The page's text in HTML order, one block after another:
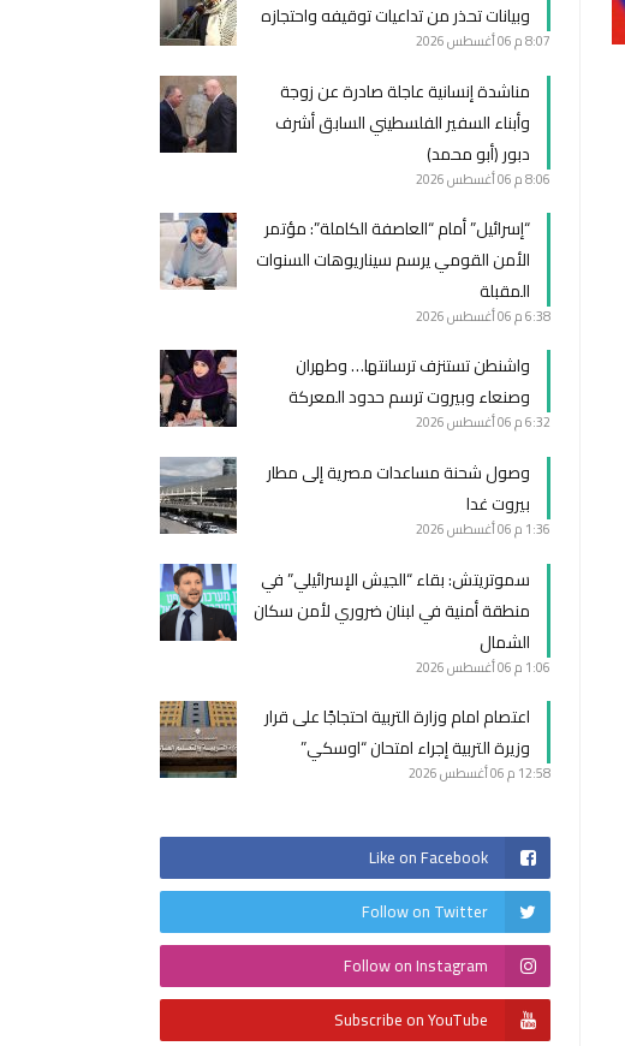
وبيانات تحذر من تداعيات توقيفه واحتجازه
8:07 م 06 أغسطس 2026
مناشدة إنسانية عاجلة صادرة عن زوجة
وأبناء السفير الفلسطيني السابق أشرف
دبور (أبو محمد)
8:06 م 06 أغسطس 2026
“إسرائيل” أمام “العاصفة الكاملة”: مؤتمر
الأمن القومي يرسم سيناريوهات السنوات
المقبلة
6:38 م 06 أغسطس 2026
واشنطن تستنزف ترسانتها… وطهران
وصنعاء وبيروت ترسم حدود المعركة
6:32 م 06 أغسطس 2026
وصول شحنة مساعدات مصرية إلى مطار
بيروت غدا
1:36 م 06 أغسطس 2026
سموتريتش: بقاء “الجيش الإسرائيلي” في
منطقة أمنية في لبنان ضروري لأمن سكان
الشمال
1:06 م 06 أغسطس 2026
اعتصام امام وزارة التربية احتجاجًا على قرار
وزيرة التربية إجراء امتحان “اوسكي”
12:58 م 06 أغسطس 2026
Like on Facebook
Follow on Twitter
Follow on Instagram
Subscribe on YouTube